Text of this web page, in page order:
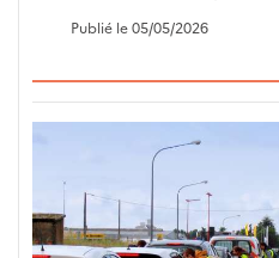
Publié le 05/05/2026